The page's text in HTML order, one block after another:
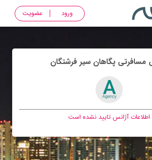
ورود عضویت
مسافرتی پگاهان سير فرشتگان
اطلاعات آژانس تایید نشده است